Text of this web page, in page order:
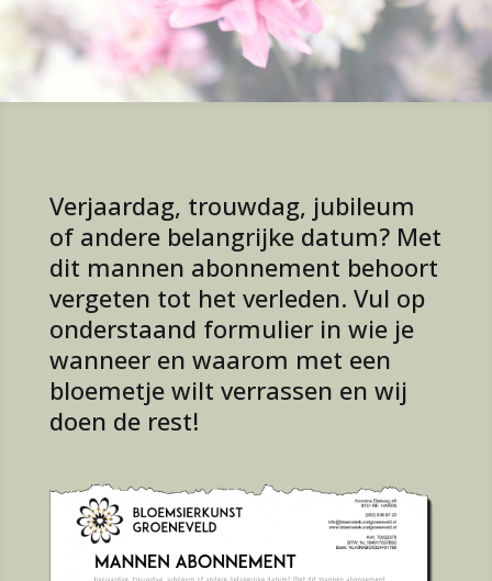
Verjaardag, trouwdag, jubileum
of andere belangrijke datum? Met
dit mannen abonnement behoort
vergeten tot het verleden. Vul op
onderstaand formulier in wie je
wanneer en waarom met een
bloemetje wilt verrassen en wij
doen de rest!